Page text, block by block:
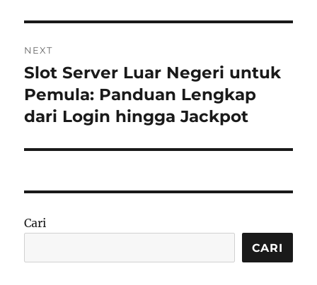
NEXT
Next
post:
Slot Server Luar Negeri untuk
Pemula: Panduan Lengkap
dari Login hingga Jackpot
Cari
CARI